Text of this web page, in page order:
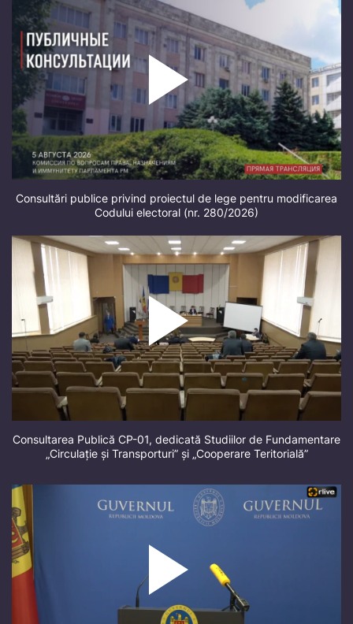
Consultări publice privind proiectul de lege pentru modificarea
Codului electoral (nr. 280/2026)
Consultarea Publică CP-01, dedicată Studiilor de Fundamentare
„Circulație și Transporturi” și „Cooperare Teritorială”